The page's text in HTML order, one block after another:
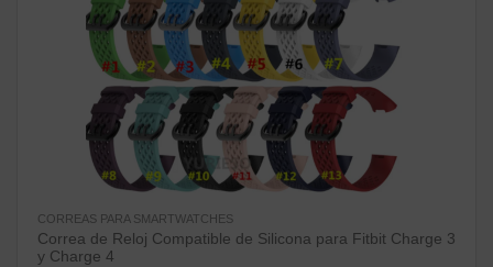
CORREAS PARA SMARTWATCHES
Correa de Reloj Compatible de Silicona para Fitbit Charge 3
y Charge 4